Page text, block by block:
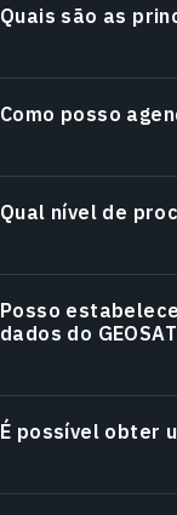
Quais são as
Como posso
Qual nível de
Posso
dados do
É possível obter